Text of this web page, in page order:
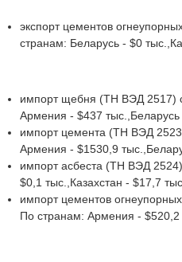
экспорт цементов
странам: Беларусь - $0
импорт щебня (ТН ВЭД 2517)
Армения - $437 тыс.,Беларусь
импорт цемента (ТН ВЭД
Армения - $1530,9
импорт асбеста (ТН ВЭД
$0,1 тыс.,Казахстан - $17,7
импорт цементов
По странам: Армения - $520,2